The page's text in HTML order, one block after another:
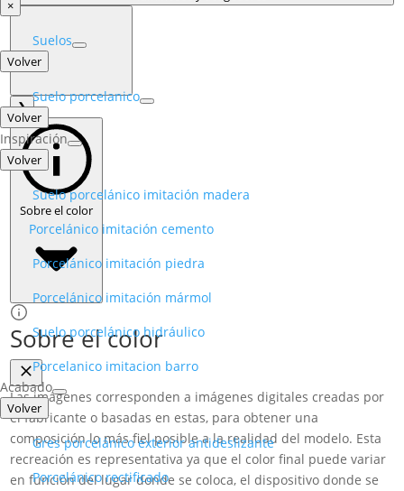
×
Suelos
Volver
Suelo porcelanico
Volver
Inspiración
Volver
Suelo porcelánico imitación madera​
Porcelánico imitación cemento​
Porcelánico imitación piedra​
Porcelánico imitación mármol​
Suelo porcelánico hidráulico​
Porcelanico imitacion barro​
Acabado
Volver
Gres porcelánico exterior antideslizante​
Porcelánico rectificado​
❯
Sobre el color
Sobre el color
Las imágenes corresponden a imágenes digitales creadas por
el fabricante o basadas en estas, para obtener una
composición lo más fiel posible a la realidad del modelo. Esta
recreación es representativa ya que el color final puede variar
en función del lugar donde se coloca, el dispositivo donde se